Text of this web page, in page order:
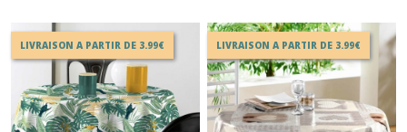
LIVRAISON A PARTIR DE 3.99€ LIVRAISON A PARTIR DE 3.99€